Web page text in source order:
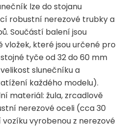
lze do stojanu
robustní nerezové trubky a
Součástí balení jsou
které jsou určené pro
tyče od 32 do 60 mm
slunečníku a
každého modelu).
materiál: žula, zrcadlově
nerezové oceli (cca 30
vyrobenou z nerezové